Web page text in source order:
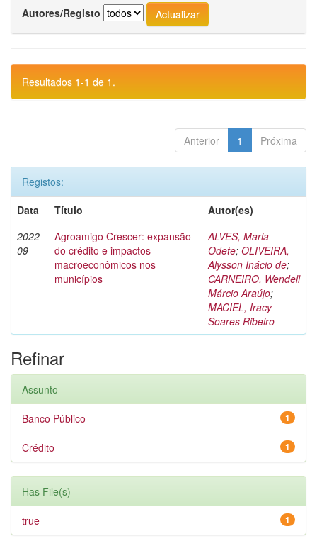
Autores/Registo
Resultados 1-1 de 1.
Anterior 1 Próxima
Registos:
Data
Título
Autor(es)
2022-
09
Agroamigo Crescer: expansão
do crédito e impactos
macroeconômicos nos
municípios
ALVES, Maria
Odete; OLIVEIRA,
Alysson Inácio de;
CARNEIRO, Wendell
Márcio Araújo;
MACIEL, Iracy
Soares Ribeiro
Refinar
Assunto
1
Banco Público
1
Crédito
Has File(s)
1
true